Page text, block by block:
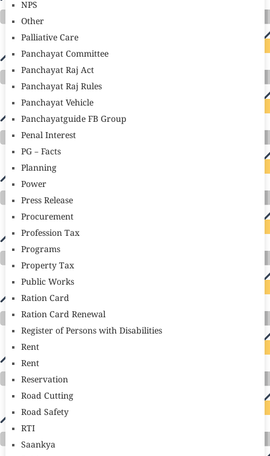
NPS
Other
Palliative Care
Panchayat Committee
Panchayat Raj Act
Panchayat Raj Rules
Panchayat Vehicle
Panchayatguide FB Group
Penal Interest
PG – Facts
Planning
Power
Press Release
Procurement
Profession Tax
Programs
Property Tax
Public Works
Ration Card
Ration Card Renewal
Register of Persons with Disabilities
Rent
Rent
Reservation
Road Cutting
Road Safety
RTI
Saankya